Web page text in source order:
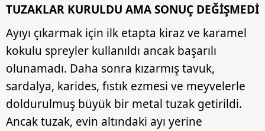
TUZAKLAR KURULDU AMA SONUÇ DEĞİŞMEDİ
Ayıyı çıkarmak için ilk etapta kiraz ve karamel
kokulu spreyler kullanıldı ancak başarılı
olunamadı. Daha sonra kızarmış tavuk,
sardalya, karides, fıstık ezmesi ve meyvelerle
doldurulmuş büyük bir metal tuzak getirildi.
Ancak tuzak, evin altındaki ayı yerine